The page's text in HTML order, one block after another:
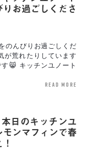
お過ごしくださ
のんびりお過ごしくだ
が荒れたりしています
😸 キッチンユノート
read more
日のキッチンユ
ンマフィンで春